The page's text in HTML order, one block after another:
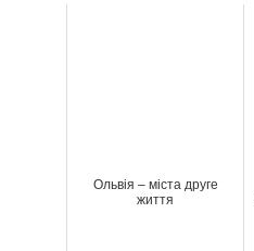
Ольвія – міста друге
життя